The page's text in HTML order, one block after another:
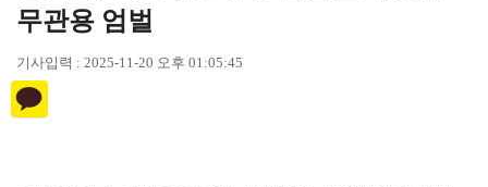
무관용 엄벌
기사입력 : 2025-11-20 오후 01:05:45